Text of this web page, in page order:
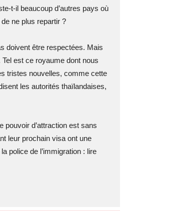
t-il beaucoup d’autres pays où
ne plus repartir ?
doivent être respectées. Mais
est ce royaume dont nous
tristes nouvelles, comme cette
les autorités thaïlandaises,
d’attraction est sans
leur prochain visa ont une
police de l’immigration : lire